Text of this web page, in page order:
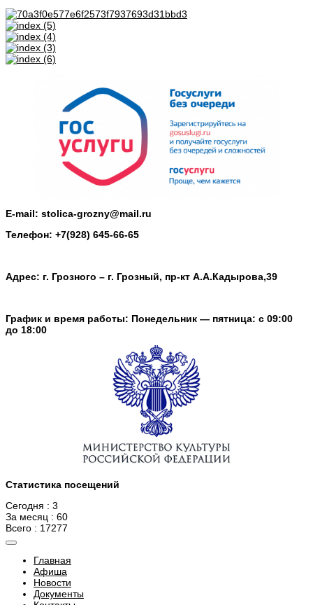
E-mail: stolica-grozny@mail.ru
Телефон: +7(928) 645-66-65
Адрес: г. Грозного – г. Грозный, пр-кт А.А.Кадырова,39
График и время работы: Понедельник — пятница: с 09:00
до 18:00
Статистика посещений
Сегодня : 3
За месяц : 60
Всего : 17277
Главная
Афиша
Новости
Документы